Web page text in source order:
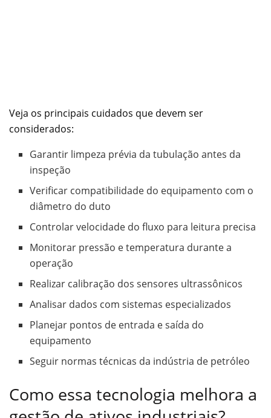
Veja os principais cuidados que devem ser
considerados:
Garantir limpeza prévia da tubulação antes da
inspeção
Verificar compatibilidade do equipamento com o
diâmetro do duto
Controlar velocidade do fluxo para leitura precisa
Monitorar pressão e temperatura durante a
operação
Realizar calibração dos sensores ultrassônicos
Analisar dados com sistemas especializados
Planejar pontos de entrada e saída do
equipamento
Seguir normas técnicas da indústria de petróleo
Como essa tecnologia melhora a